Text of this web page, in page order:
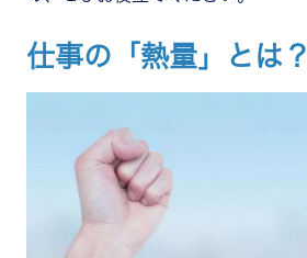
仕事の「熱量」とは？